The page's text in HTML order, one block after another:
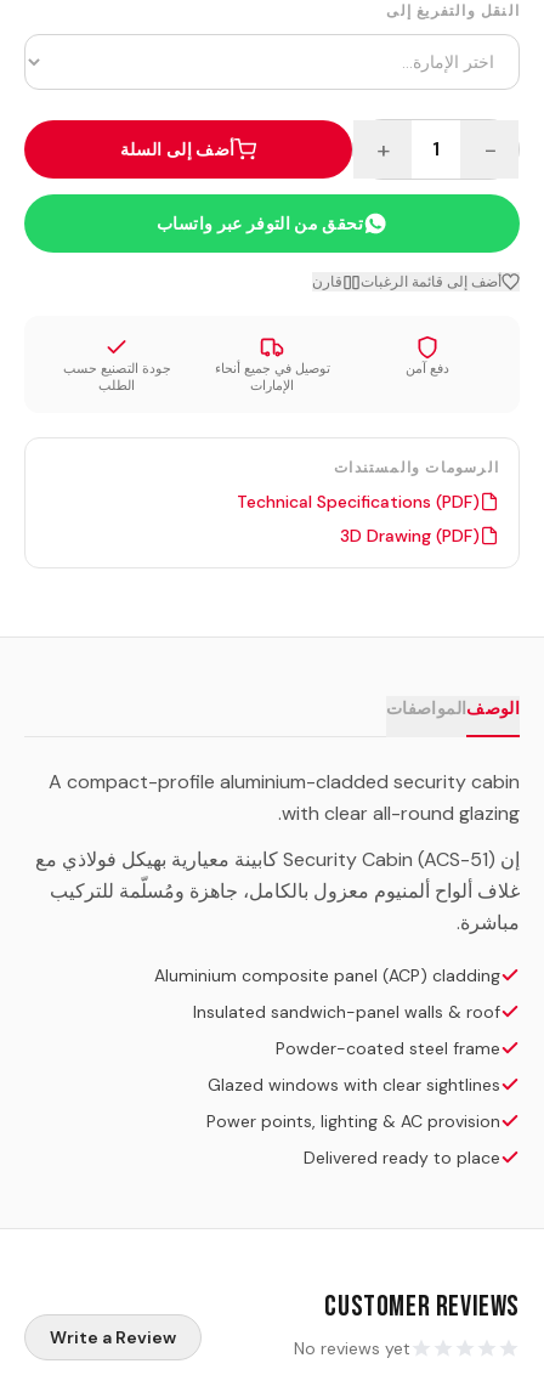
النقل والتفريغ إلى
−
1
+ أضف إلى السلة
تحقق من التوفر عبر واتساب
أضف إلى قائمة الرغبات قارن
دفع آمن
توصيل في جميع أنحاء
الإمارات
جودة التصنيع حسب
الطلب
الرسومات والمستندات
Technical Specifications (PDF)
3D Drawing (PDF)
الوصفالمواصفات
A compact-profile aluminium-cladded security cabin
with clear all-round glazing.
إن Security Cabin (ACS-51) كابينة معيارية بهيكل فولاذي مع
غلاف ألواح ألمنيوم معزول بالكامل، جاهزة ومُسلّمة للتركيب
مباشرة.
Aluminium composite panel (ACP) cladding
Insulated sandwich-panel walls & roof
Powder-coated steel frame
Glazed windows with clear sightlines
Power points, lighting & AC provision
Delivered ready to place
Customer Reviews
No reviews yet
Write a Review